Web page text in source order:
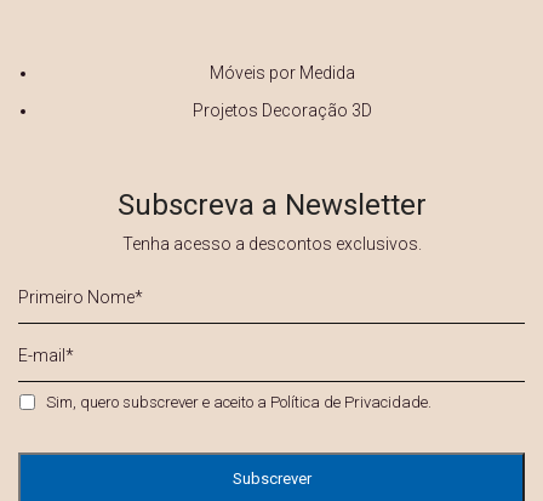
Móveis por Medida
Projetos Decoração 3D
Subscreva a Newsletter
Tenha acesso a descontos exclusivos.
Nome
*
mail
Privacidade *
Sim, quero subscrever e aceito a Política de Privacidade